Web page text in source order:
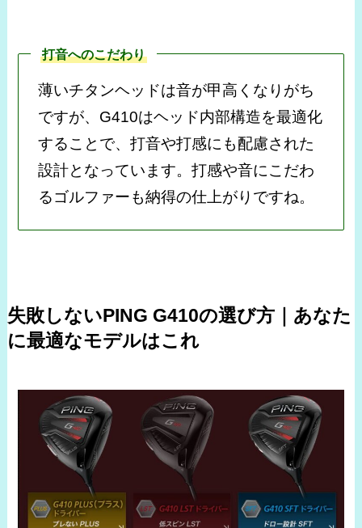
打音へのこだわり
薄いチタンヘッドは音が甲高くなりがち
ですが、G410はヘッド内部構造を最適化
することで、打音や打感にも配慮された
設計となっています。打感や音にこだわ
るゴルファーも納得の仕上がりですね。
失敗しないPING G410の選び方｜あなた
に最適なモデルはこれ